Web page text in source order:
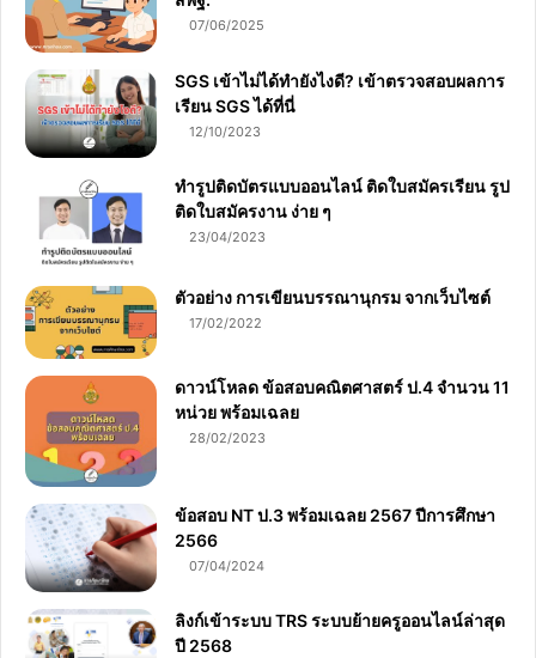
07/06/2025
SGS เข้าไม่ได้ทำยังไงดี? เข้าตรวจสอบผลการ
เรียน SGS ได้ที่นี่
12/10/2023
ทำรูปติดบัตรแบบออนไลน์ ติดใบสมัครเรียน รูป
ติดใบสมัครงาน ง่าย ๆ
23/04/2023
ตัวอย่าง การเขียนบรรณานุกรม จากเว็บไซต์
17/02/2022
ดาวน์โหลด ข้อสอบคณิตศาสตร์ ป.4 จำนวน 11
หน่วย พร้อมเฉลย
28/02/2023
ข้อสอบ NT ป.3 พร้อมเฉลย 2567 ปีการศึกษา
2566
07/04/2024
ลิงก์เข้าระบบ TRS ระบบย้ายครูออนไลน์ล่าสุด
ปี 2568